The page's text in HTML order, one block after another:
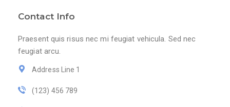
Contact Info
Praesent quis risus nec mi feugiat vehicula. Sed nec
feugiat arcu.
Address Line 1
(123) 456 789